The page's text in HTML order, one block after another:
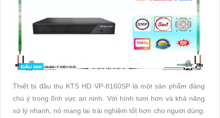
Thiết bị đầu thu KTS HD VP-8160SP là một sản phẩm đáng
chú ý trong lĩnh vực an ninh. Với hình tươi hơn và khả năng
xử lý nhanh, nó mang lại trải nghiệm tốt hơn cho người dùng.